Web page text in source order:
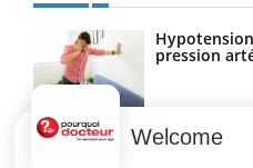
pression
globules
Welcome